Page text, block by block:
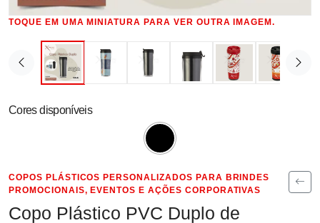
TOQUE EM UMA MINIATURA PARA VER OUTRA IMAGEM.
Cores disponíveis
COPOS PLÁSTICOS PERSONALIZADOS PARA BRINDES
PROMOCIONAIS, EVENTOS E AÇÕES CORPORATIVAS
Copo Plástico PVC Duplo de